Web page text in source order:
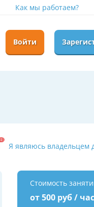
Как мы работаем?
Войти
Я являюсь владельцем
Стоимость
от 500 руб / час